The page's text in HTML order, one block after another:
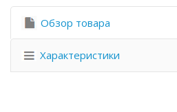
Обзор товара
Характеристики